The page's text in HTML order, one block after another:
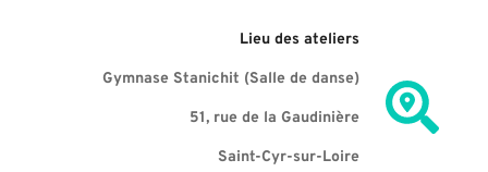
Lieu des ateliers
Gymnase Stanichit (Salle de danse)
51, rue de la Gaudinière
Saint-Cyr-sur-Loire